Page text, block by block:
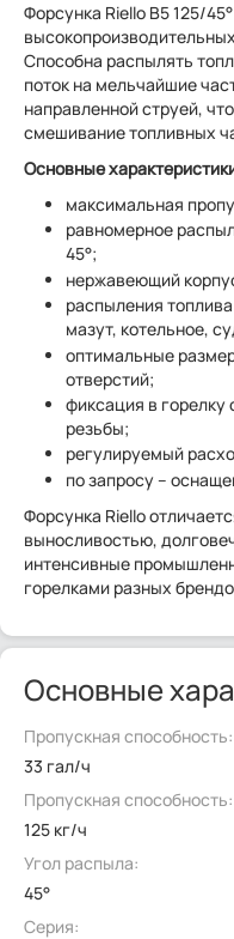
Форсунка Riello B5 125/
Способна распылять
поток на мельчайшие
направленной струей,
смешивание топливных
Основные
максимальная
равномерное
45°;
нержавеющий
распыления
мазут, котельное,
оптимальные
отверстий;
фиксация в
резьбы;
регулируемый
по запросу –
Форсунка Riello
выносливостью,
интенсивные
горелками разных
Основные
Пропускная способность:
33 гал/ч
Пропускная способность:
125 кг/ч
Угол распыла:
45°
Серия: